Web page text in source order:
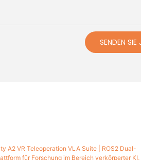
SENDEN SIE